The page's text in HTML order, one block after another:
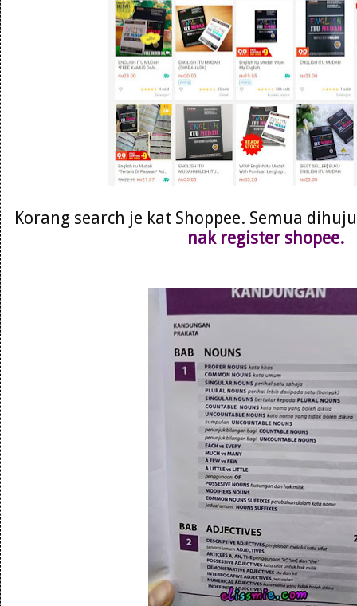
Korang search je kat Shoppee. Semua
nak register shopee.